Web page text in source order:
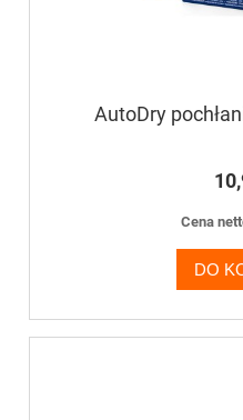
AutoDry
Cena
DO